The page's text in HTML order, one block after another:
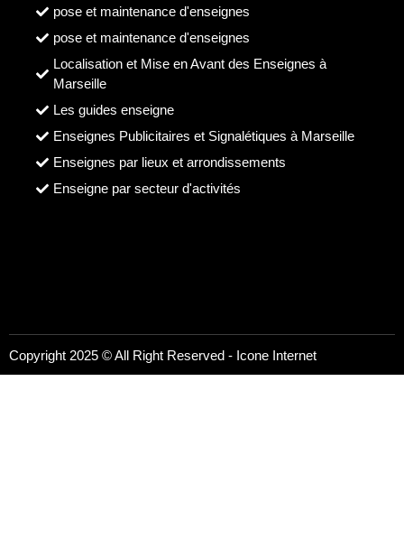
pose et maintenance d'enseignes
pose et maintenance d'enseignes
Localisation et Mise en Avant des Enseignes à
Marseille
Les guides enseigne
Enseignes Publicitaires et Signalétiques à Marseille
Enseignes par lieux et arrondissements
Enseigne par secteur d'activités
Copyright 2025 © All Right Reserved - Icone Internet